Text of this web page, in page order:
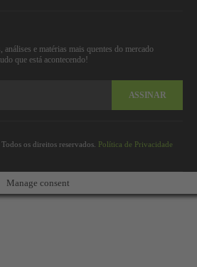
análises e matérias mais quentes do mercado
que está acontecendo!
ASSINAR
. Todos os direitos reservados. Política de Privacidade
Manage consent